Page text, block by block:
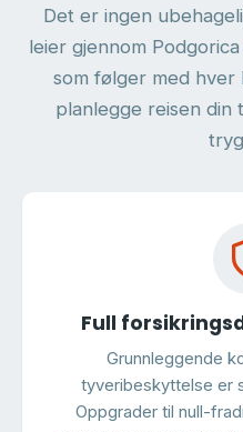
Det er ingen
leier gjennom
som følger med hver
planlegge reisen din
Full
Grunnleggende
tyveribeskyttelse er
Oppgrader til null-